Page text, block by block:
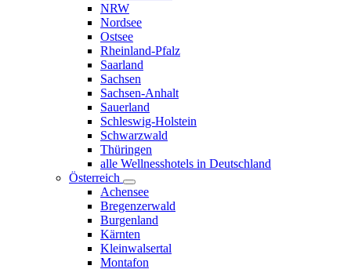
NRW
Nordsee
Ostsee
Rheinland-Pfalz
Saarland
Sachsen
Sachsen-Anhalt
Sauerland
Schleswig-Holstein
Schwarzwald
Thüringen
alle Wellnesshotels in Deutschland
Österreich
Achensee
Bregenzerwald
Burgenland
Kärnten
Kleinwalsertal
Montafon